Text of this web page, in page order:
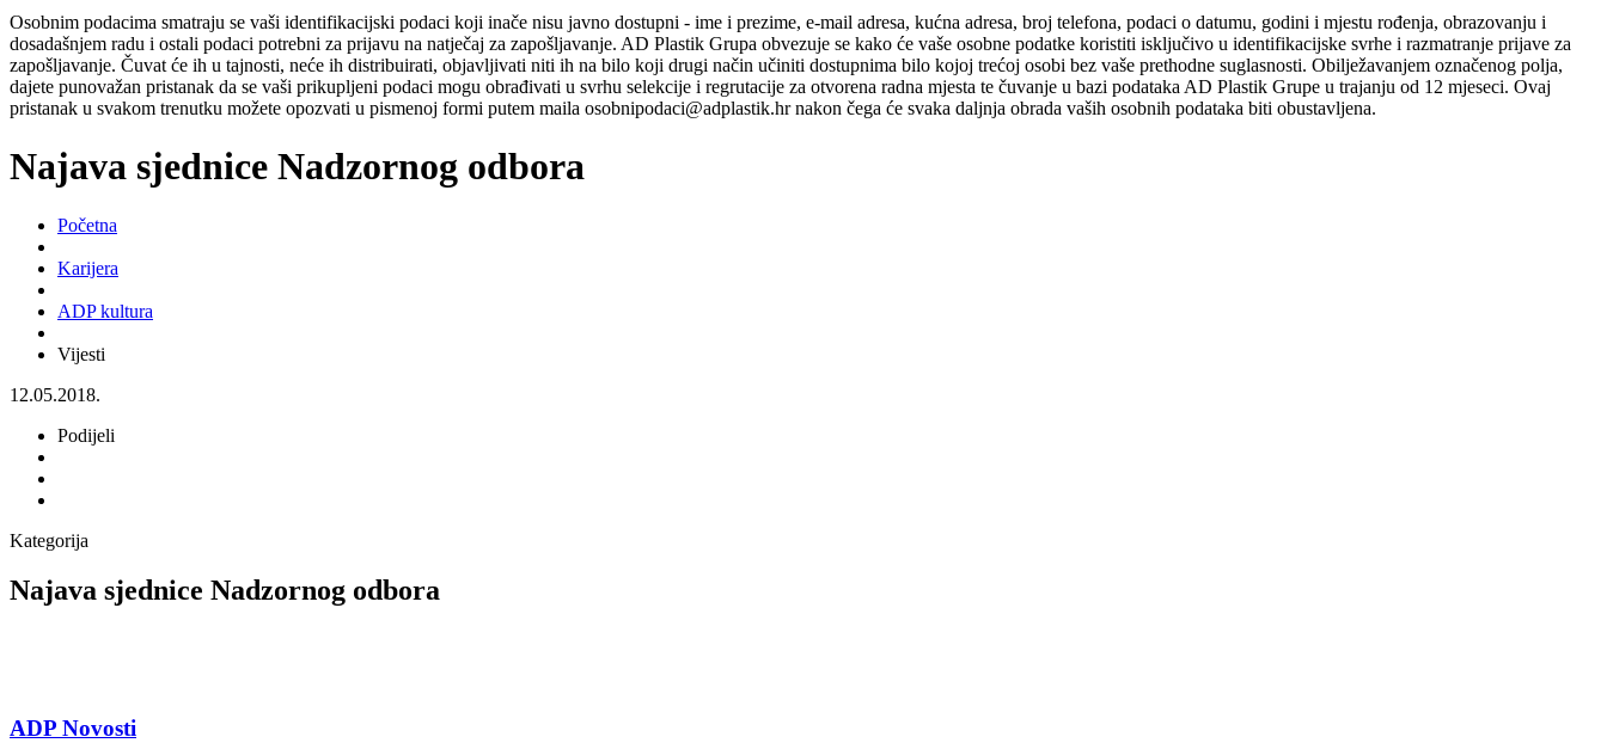
Osobnim podacima smatraju se vaši identifikacijski podaci koji inače nisu javno dostupni - ime i prezime, e-mail adresa, kućna adresa, broj telefona, podaci o datumu, godini i mjestu rođenja, obrazovanju i
dosadašnjem radu i ostali podaci potrebni za prijavu na natječaj za zapošljavanje. AD Plastik Grupa obvezuje se kako će vaše osobne podatke koristiti isključivo u identifikacijske svrhe i razmatranje prijave za
zapošljavanje. Čuvat će ih u tajnosti, neće ih distribuirati, objavljivati niti ih na bilo koji drugi način učiniti dostupnima bilo kojoj trećoj osobi bez vaše prethodne suglasnosti. Obilježavanjem označenog polja,
dajete punovažan pristanak da se vaši prikupljeni podaci mogu obrađivati u svrhu selekcije i regrutacije za otvorena radna mjesta te čuvanje u bazi podataka AD Plastik Grupe u trajanju od 12 mjeseci. Ovaj
pristanak u svakom trenutku možete opozvati u pismenoj formi putem maila osobnipodaci@adplastik.hr nakon čega će svaka daljnja obrada vaših osobnih podataka biti obustavljena.
Najava sjednice Nadzornog odbora
Početna
Karijera
ADP kultura
Vijesti
12.05.2018.
Podijeli
Kategorija
Najava sjednice Nadzornog odbora
ADP Novosti